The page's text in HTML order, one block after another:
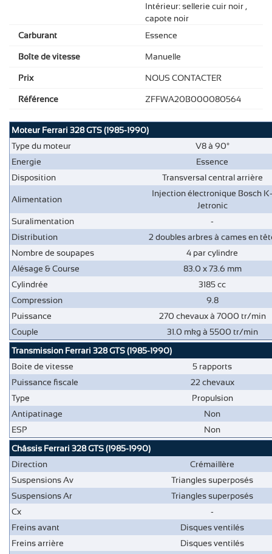
Intérieur: sellerie cuir noir ,
capote noir
Carburant
Essence
Boîte de vitesse Manuelle
Prix NOUS CONTACTER
Référence ZFFWA20B000080564
Moteur Ferrari 328 GTS (1985-1990)
Type du moteur
V8 à 90°
Energie
Essence
Disposition
Transversal central arrière
Alimentation
Injection électronique Bosch K-
Jetronic
Suralimentation
-
Distribution
2 doubles arbres à cames en
Nombre de soupapes
4 par cylindre
Alésage & Course
83.0 x 73.6 mm
Cylindrée
3185 cc
Compression
9.8
Puissance
270 chevaux à 7000 tr/min
Couple
31.0 mkg à 5500 tr/min
Transmission Ferrari 328 GTS (1985-1990)
Boite de vitesse
5 rapports
Puissance fiscale
22 chevaux
Type
Propulsion
Antipatinage
Non
ESP
Non
Châssis Ferrari 328 GTS (1985-1990)
Direction
Crémaillère
Suspensions Av
Triangles superposés
Suspensions Ar
Triangles superposés
Cx
-
Freins avant
Disques ventilés
Freins arrière
Disques ventilés